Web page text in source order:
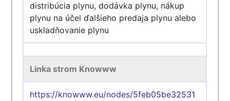
distribúcia plynu, dodávka plynu, nákup
plynu na účel ďalšieho predaja plynu alebo
uskladňovanie plynu
Linka strom Knowww
https://knowww.eu/nodes/5feb05be32531